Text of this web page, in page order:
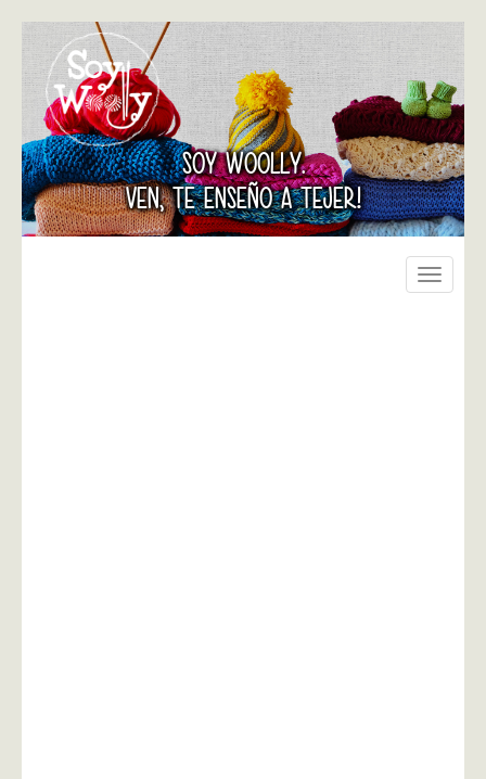
SOY WOOLLY.
VEN, TE ENSEÑO A TEJER!
Toggle